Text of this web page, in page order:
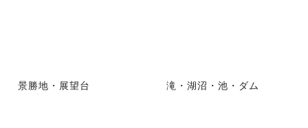
景勝地・展望台 滝・湖沼・池・ダム